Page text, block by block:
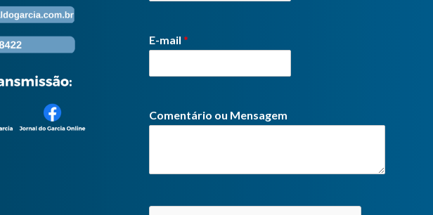
E-mail *
Comentário ou Mensagem